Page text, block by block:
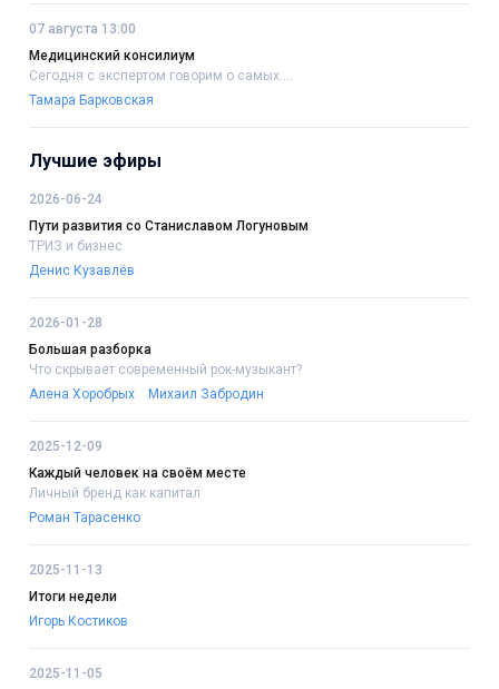
07 августа 13:00
Медицинский консилиум
Сегодня с экспертом говорим о самых....
Тамара Барковская
Лучшие эфиры
2026-06-24
Пути развития со Станиславом Логуновым
ТРИЗ и бизнес
Денис Кузавлёв
2026-01-28
Большая разборка
Что скрывает современный рок-музыкант?
Алена Хоробрых
Михаил Забродин
2025-12-09
Каждый человек на своём месте
Личный бренд как капитал
Роман Тарасенко
2025-11-13
Итоги недели
Игорь Костиков
2025-11-05